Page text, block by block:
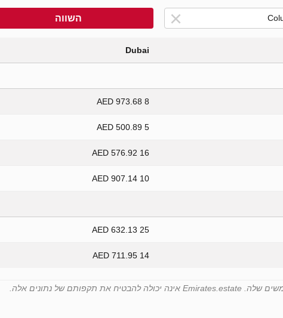
השווה
Dubai
8 973.68 AED
5 500.89 AED
16 576.92 AED
10 907.14 AED
25 632.13 AED
14 711.95 AED